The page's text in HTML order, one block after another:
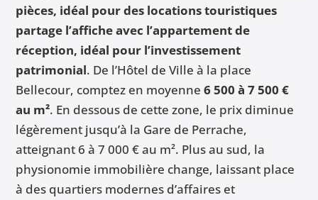
pièces, idéal pour des locations touristiques
partage l’affiche avec l’appartement de
réception, idéal pour l’investissement
patrimonial. De l’Hôtel de Ville à la place
Bellecour, comptez en moyenne6 500 à 7 500 €
au m². En dessous de cette zone, le prix diminue
légèrement jusqu’à la Gare de Perrache,
atteignant 6 à 7 000 € au m². Plus au sud, la
physionomie immobilière change, laissant place
à des quartiers modernes d’affaires et